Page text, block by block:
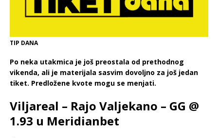
TIP DANA
Po neka utakmica je još preostala od prethodnog
vikenda, ali je materijala sasvim dovoljno za još jedan
tiket. Predložene kvote mogu se menjati.
Viljareal – Rajo Valjekano – GG @
1.93 u Meridianbet